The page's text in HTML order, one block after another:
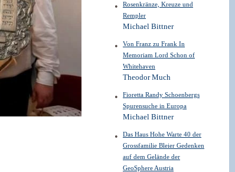
Rosenkränze, Kreuze und
Rempler
Michael Bittner
Von Franz zu Frank In
Memoriam Lord Schon of
Whitehaven
Theodor Much
Fioretta Randy Schoenbergs
Spurensuche in Europa
Michael Bittner
Das Haus Hohe Warte 40 der
Grossfamilie Bleier Gedenken
auf dem Gelände der
GeoSphere Austria